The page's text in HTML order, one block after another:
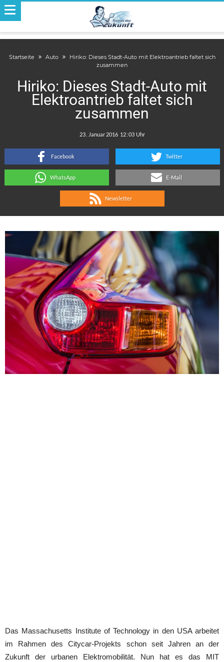
Startseite Auto
Hiriko: Dieses Stadt-Auto mit Elektroantrieb faltet sich
zusammen
Hiriko: Dieses Stadt-Auto mit
Elektroantrieb faltet sich
zusammen
:
Facebook Twitter
WhatsApp E-Mail
Newsletter
Das Massachusetts Institute of Technology in den USA arbeitet
im Rahmen des Citycar-Projekts schon seit Jahren an der
Zukunft der urbanen Elektromobilität. Nun hat es das MIT